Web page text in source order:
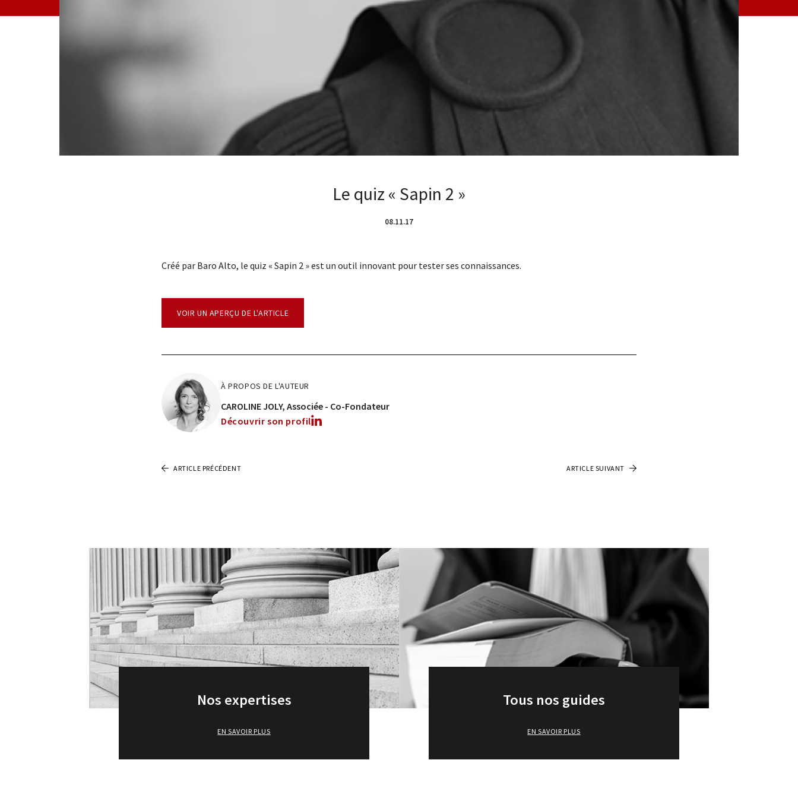
Le quiz « Sapin 2 »
08.11.17
Créé par Baro Alto, le quiz « Sapin 2 » est un outil innovant pour tester ses connaissances.
VOIR UN APERÇU DE L'ARTICLE
À PROPOS DE L'AUTEUR
CAROLINE JOLY Associée - Co-Fondateur
Découvrir son profil
ARTICLE PRÉCÉDENT ARTICLE SUIVANT
Nos expertises
EN SAVOIR PLUS
Tous nos guides
EN SAVOIR PLUS